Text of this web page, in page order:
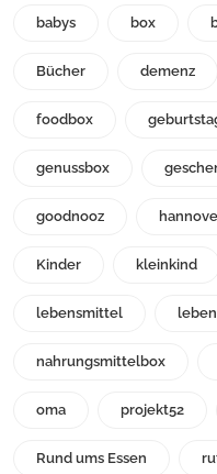
babys box
Bücher demenz
foodbox
genussbox
goodnooz
Kinder kleinkind
lebensmittel
nahrungsmittelbox
oma projekt52
Rund ums Essen